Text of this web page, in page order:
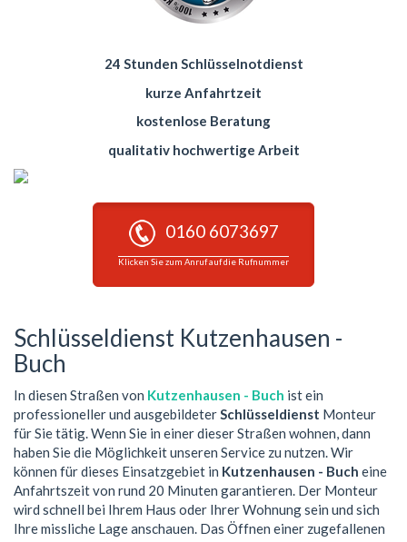
24 Stunden Schlüsselnotdienst
kurze Anfahrtzeit
kostenlose Beratung
qualitativ hochwertige Arbeit
0160 6073697
Klicken Sie zum Anruf auf die Rufnummer
Schlüsseldienst Kutzenhausen -
Buch
In diesen Straßen von Kutzenhausen - Buch ist ein
professioneller und ausgebildeterSchlüsseldienst Monteur
für Sie tätig. Wenn Sie in einer dieser Straßen wohnen, dann
haben Sie die Möglichkeit unseren Service zu nutzen. Wir
können für dieses Einsatzgebiet in Kutzenhausen - Buch eine
Anfahrtszeit von rund 20 Minuten garantieren. Der Monteur
wird schnell bei Ihrem Haus oder Ihrer Wohnung sein und sich
Ihre missliche Lage anschauen. Das Öffnen einer zugefallenen